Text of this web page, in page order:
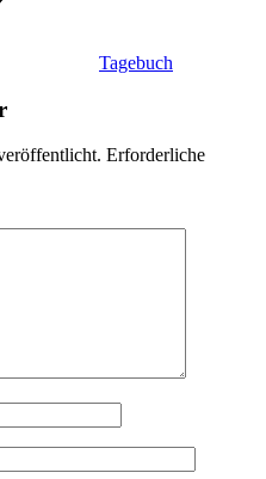
Tagebuch
Erforderliche